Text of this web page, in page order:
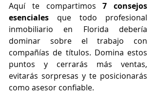
Aquí te compartimos 7 consejos
esenciales que todo profesional
inmobiliario en Florida debería
dominar sobre el trabajo con
compañías de títulos. Domina estos
puntos y cerrarás más ventas,
evitarás sorpresas y te posicionarás
como asesor confiable.